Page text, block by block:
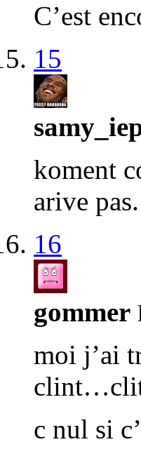
C’est
15
koment
arive pas.
16
gommer
moi j’ai
c nul si